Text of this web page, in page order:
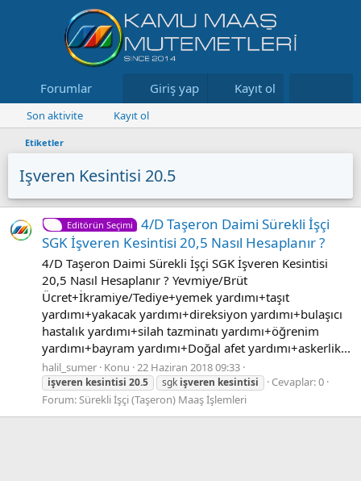
Forumlar Neler yeni Kaynaklar
Giriş yap Kayıt ol
Son aktivite Kayıt ol
Etiketler
Işveren Kesintisi 20.5
Editörün Seçimi
4/D Taşeron Daimi Sürekli İşçi
SGK İşveren Kesintisi 20,5 Nasıl Hesaplanır ?
4/D Taşeron Daimi Sürekli İşçi SGK İşveren Kesintisi
20,5 Nasıl Hesaplanır ? Yevmiye/Brüt
Ücret+İkramiye/Tediye+yemek yardımı+taşıt
yardımı+yakacak yardımı+direksiyon yardımı+bulaşıcı
hastalık yardımı+silah tazminatı yardımı+öğrenim
yardımı+bayram yardımı+Doğal afet yardımı+askerlik...
halil_sumer Konu 22 Haziran 2018 09:33
işveren kesintisi 20.5 sgk işveren kesintisi
Cevaplar: 0
Forum:Sürekli İşçi (Taşeron) Maaş İşlemleri